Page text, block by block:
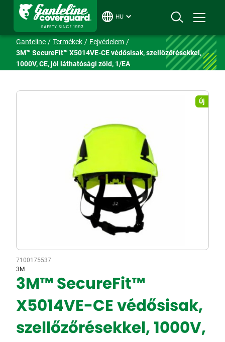
HU
Ganteline Termékek
Fejvédelem
3M™ SecureFit™ X5014VE-CE védősisak, szellőzőrésekkel,
1000V, CE, jól láthatósági zöld, 1/EA
Új
7100175537
3M
3M™ SecureFit™
X5014VE-CE védősisak,
szellőzőrésekkel, 1000V,